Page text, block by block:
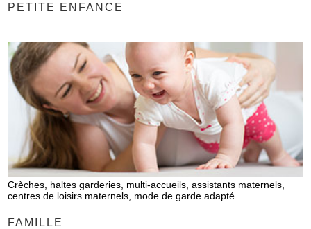
PETITE ENFANCE
Crèches, haltes garderies, multi-accueils, assistants maternels,
centres de loisirs maternels, mode de garde adapté...
FAMILLE